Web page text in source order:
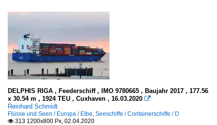
DELPHIS RIGA , Feederschiff , IMO 9780665 , Baujahr 2017 , 177.56
x 30.54 m , 1924 TEU , Cuxhaven , 16.03.2020 
Reinhard Schmidt
Flüsse und Seen / Europa / Elbe, Seeschiffe / Containerschiffe / D
 313 1200x800 Px, 02.04.2020